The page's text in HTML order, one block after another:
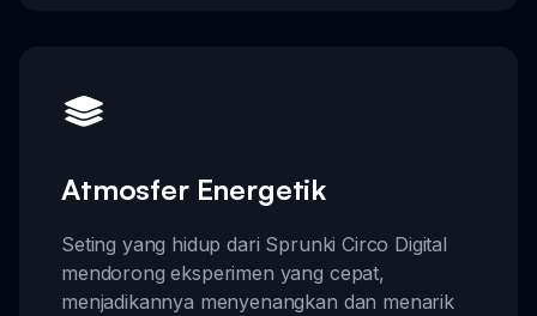
Atmosfer Energetik
Seting yang hidup dari Sprunki Circo Digital
mendorong eksperimen yang cepat,
menjadikannya menyenangkan dan menarik